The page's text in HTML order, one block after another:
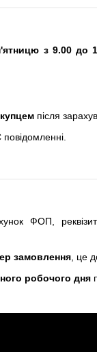
з 9.00 до
після
ФОП,
замовлення, це
робочого дня